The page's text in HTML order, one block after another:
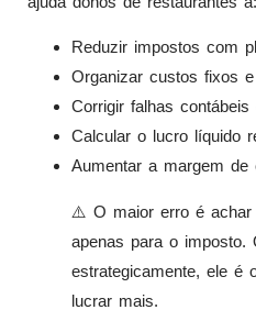
Reduzir impostos com
Organizar custos fixos
Corrigir falhas contábeis
Calcular o lucro líquido
Aumentar a margem de
⚠️ O maior erro é achar
apenas para o imposto.
estrategicamente, ele é
lucrar mais.